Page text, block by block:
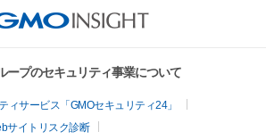
ープのセキュリティ事業について
ィサービス「GMOセキュリティ24」
サイトリスク診断